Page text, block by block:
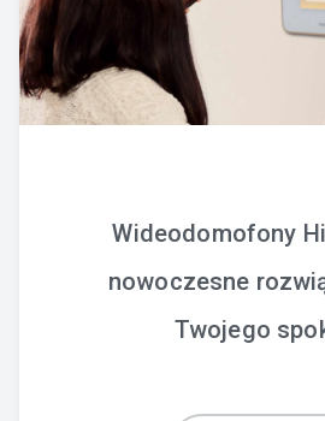
Wideodomofony
nowoczesne
Twojego